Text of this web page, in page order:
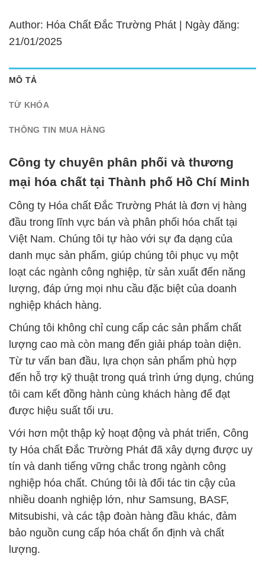
Author: Hóa Chất Đắc Trường Phát | Ngày đăng:
21/01/2025
MÔ TẢ
TỪ KHÓA
THÔNG TIN MUA HÀNG
Công ty chuyên phân phối và thương
mại hóa chất tại Thành phố Hồ Chí Minh
Công ty Hóa chất Đắc Trường Phát là đơn vị hàng
đầu trong lĩnh vực bán và phân phối hóa chất tại
Việt Nam. Chúng tôi tự hào với sự đa dạng của
danh mục sản phẩm, giúp chúng tôi phục vụ một
loạt các ngành công nghiệp, từ sản xuất đến năng
lượng, đáp ứng mọi nhu cầu đặc biệt của doanh
nghiệp khách hàng.
Chúng tôi không chỉ cung cấp các sản phẩm chất
lượng cao mà còn mang đến giải pháp toàn diện.
Từ tư vấn ban đầu, lựa chọn sản phẩm phù hợp
đến hỗ trợ kỹ thuật trong quá trình ứng dụng, chúng
tôi cam kết đồng hành cùng khách hàng để đạt
được hiệu suất tối ưu.
Với hơn một thập kỷ hoạt động và phát triển, Công
ty Hóa chất Đắc Trường Phát đã xây dựng được uy
tín và danh tiếng vững chắc trong ngành công
nghiệp hóa chất. Chúng tôi là đối tác tin cậy của
nhiều doanh nghiệp lớn, như Samsung, BASF,
Mitsubishi, và các tập đoàn hàng đầu khác, đảm
bảo nguồn cung cấp hóa chất ổn định và chất
lượng.